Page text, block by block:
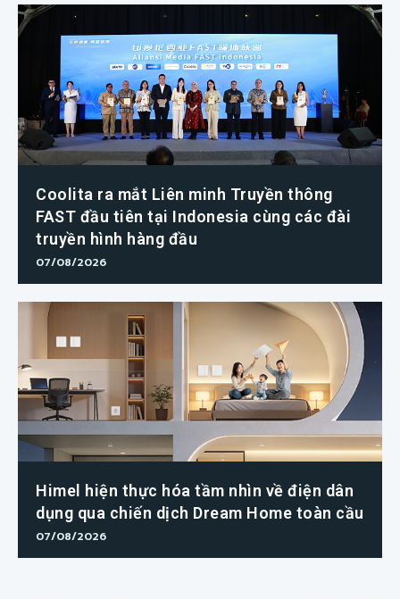
Coolita ra mắt Liên minh Truyền thông
FAST đầu tiên tại Indonesia cùng các đài
truyền hình hàng đầu
07/08/2026
Himel hiện thực hóa tầm nhìn về điện dân
dụng qua chiến dịch Dream Home toàn cầu
07/08/2026